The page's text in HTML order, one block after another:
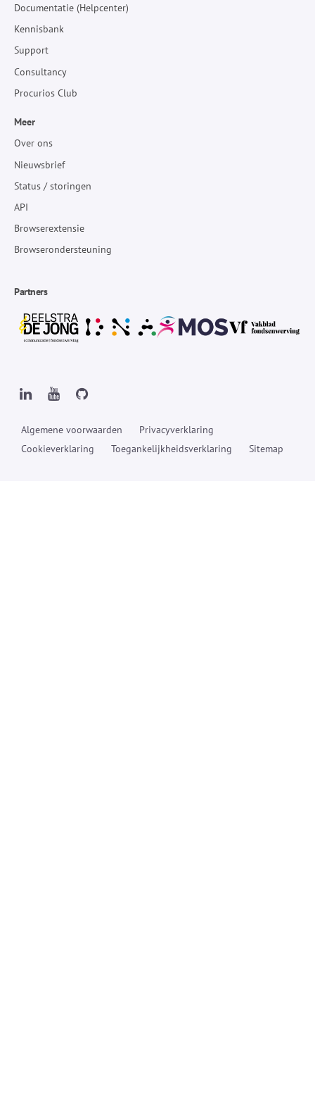
Documentatie (Helpcenter)
Kennisbank
Support
Consultancy
Procurios Club
Meer
Over ons
Nieuwsbrief
Status / storingen
API
Browserextensie
Browserondersteuning
Partners
Algemene voorwaarden
Privacyverklaring
Cookieverklaring
Toegankelijkheidsverklaring Sitemap